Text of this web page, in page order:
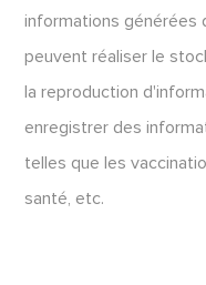
informations générées
peuvent réaliser le
la reproduction
enregistrer des
telles que les
santé, etc.